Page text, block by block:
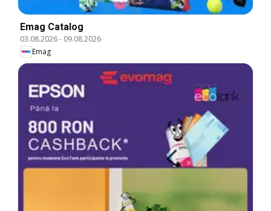
Emag Catalog
03.08.2026- 09.08.2026
Emag